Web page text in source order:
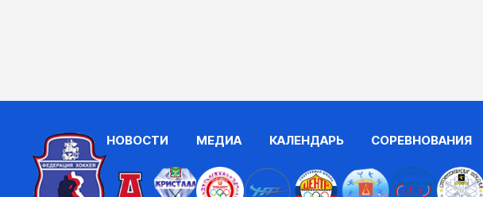
НОВОСТИ МЕДИА КАЛЕНДАРЬ СОРЕВНОВАНИЯ